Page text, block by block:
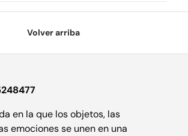
Volver arriba
en la que los objetos, las
emociones se unen en una